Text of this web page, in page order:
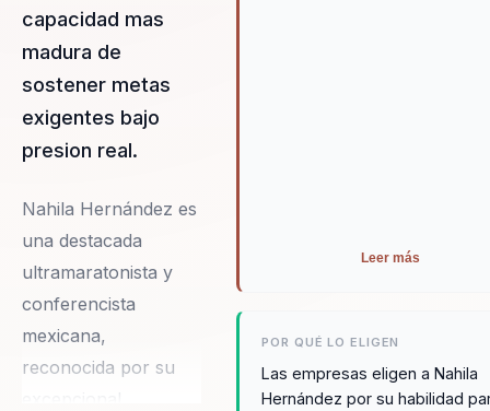
capacidad mas
madura de
sostener metas
exigentes bajo
presion real.
Nahila Hernández es
una destacada
ultramaratonista y
conferencista
mexicana,
reconocida por su
Leer más
POR QUÉ LO ELIGEN
Las empresas eligen a Nahila
Hernández por su habilidad